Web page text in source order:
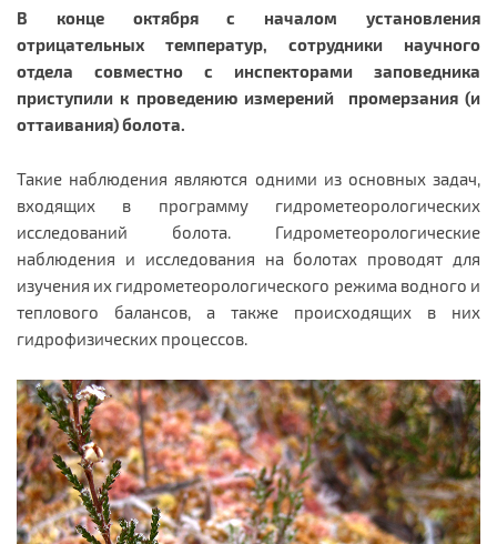
В конце октября с началом установления
отрицательных температур, сотрудники научного
отдела совместно с инспекторами заповедника
приступили к проведению измерений промерзания (и
оттаивания) болота.
Такие наблюдения являются одними из основных задач,
входящих в программу гидрометеорологических
исследований болота. Гидрометеорологические
наблюдения и исследования на болотах проводят для
изучения их гидрометеорологического режима водного и
теплового балансов, а также происходящих в них
гидрофизических процессов.